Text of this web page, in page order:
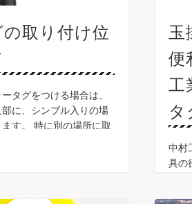
取り付け位
タグをつける場合は、
に、シンブル入りの場
す。 特に別の場所に取
玉
便
工
タ
中村
具の